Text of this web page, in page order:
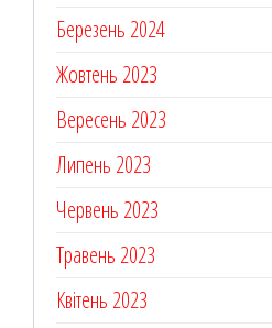
Березень 2024
Жовтень 2023
Вересень 2023
Липень 2023
Червень 2023
Травень 2023
Квітень 2023